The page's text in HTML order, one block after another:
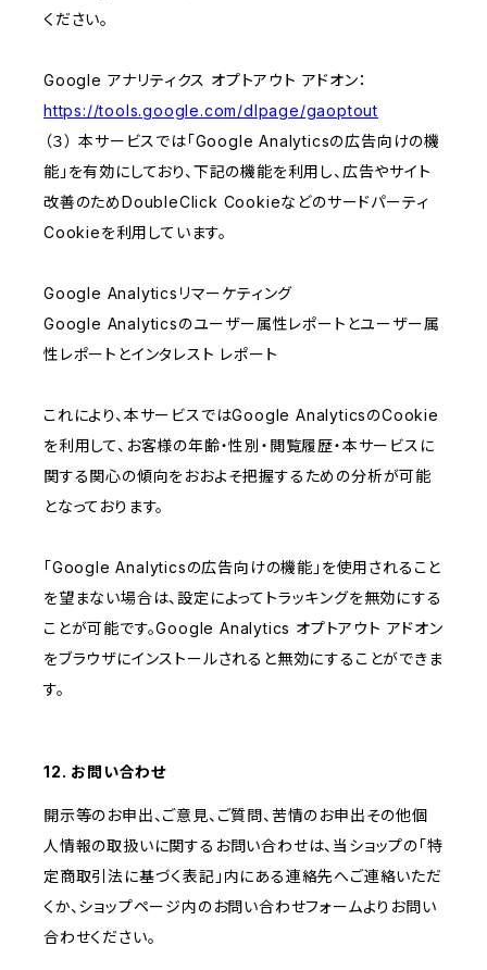
ください。
Google アナリティクス オプトアウト アドオン：
https://tools.google.com/dlpage/gaoptout
（３） 本サービスでは「Google Analyticsの広告向けの機
能」を有効にしており、下記の機能を利用し、広告やサイト
改善のためDoubleClick Cookieなどのサードパーティ
Cookieを利用しています。
Google Analyticsリマーケティング
Google Analyticsのユーザー属性レポートとユーザー属
性レポートとインタレスト レポート
これにより、本サービスではGoogle AnalyticsのCookie
を利用して、お客様の年齢・性別・閲覧履歴・本サービスに
関する関心の傾向をおおよそ把握するための分析が可能
となっております。
「Google Analyticsの広告向けの機能」を使用されること
を望まない場合は、設定によってトラッキングを無効にする
ことが可能です。Google Analytics オプトアウト アドオン
をブラウザにインストールされると無効にすることができま
す。
12. お問い合わせ
開示等のお申出、ご意見、ご質問、苦情のお申出その他個
人情報の取扱いに関するお問い合わせは、当ショップの「特
定商取引法に基づく表記」内にある連絡先へご連絡いただ
くか、ショップページ内のお問い合わせフォームよりお問い
合わせください。